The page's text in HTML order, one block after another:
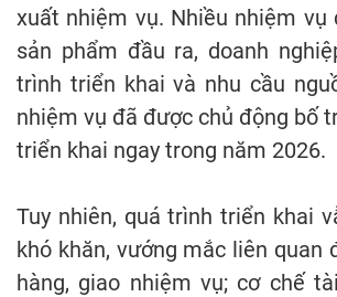
xuất nhiệm vụ. Nhiều nhiệm vụ
sản phẩm đầu ra, doanh
trình triển khai và nhu cầu
nhiệm vụ đã được chủ động bố
triển khai ngay trong năm 2026.
Tuy nhiên, quá trình triển khai
khó khăn, vướng mắc liên quan
hàng, giao nhiệm vụ; cơ chế